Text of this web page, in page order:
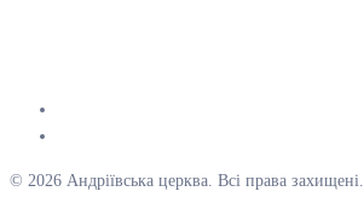
© 2026 Андріївська церква. Всі права захищені.